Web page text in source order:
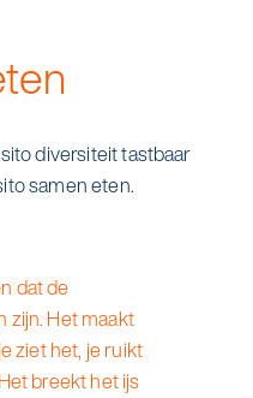
diversiteit tastbaar
samen eten.
dat de
zijn. Het maakt
ziet het, je ruikt
breekt het ijs